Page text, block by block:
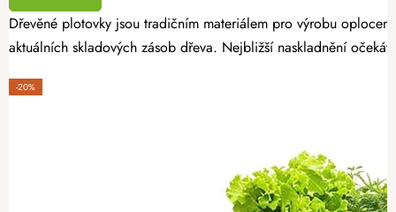
Dřevěné plotovky jsou tradičním materiálem pro výrobu
aktuálních skladových zásob dřeva. Nejbližší naskladnění
-20%